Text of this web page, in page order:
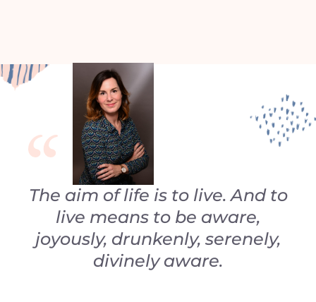
The aim of life is to live. And to
live means to be aware,
joyously, drunkenly, serenely,
divinely aware.